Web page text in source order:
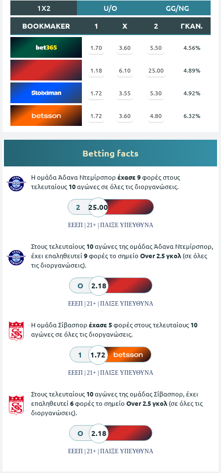
1X2 U/O
GG/NG
BOOKMAKER
1 X 2 ΓΚΑΝ.
1.70 3.60 5.50 4.56%
1.18 6.10 25.00 4.89%
1.72 3.55 5.30 4.92%
1.72 3.60 4.80 6.32%
Betting facts
Η ομάδα Άδανα Ντεμίρσπορ έχασε 9φορές στους
τελευταίους 10αγώνες σε όλες τις διοργανώσεις.
2 25.00
ΕΕΕΠ | 21+ | ΠΑΙΞΕ ΥΠΕΥΘΥΝΑ
Στους τελευταίους 10αγώνες της ομάδας Άδανα Ντεμίρσπορ,
έχει επαληθευτεί 9φορές το σημείο Over 2.5 γκολ (σε όλες
τις διοργανώσεις).
O 2.18
ΕΕΕΠ | 21+ | ΠΑΙΞΕ ΥΠΕΥΘΥΝΑ
Η ομάδα Σίβασπορ έχασε 5φορές στους τελευταίους 10
αγώνες σε όλες τις διοργανώσεις.
1 1.72
ΕΕΕΠ | 21+ | ΠΑΙΞΕ ΥΠΕΥΘΥΝΑ
Στους τελευταίους 10αγώνες της ομάδας Σίβασπορ, έχει
επαληθευτεί 6φορές το σημείο Over 2.5 γκολ (σε όλες τις
διοργανώσεις).
O 2.18
ΕΕΕΠ | 21+ | ΠΑΙΞΕ ΥΠΕΥΘΥΝΑ